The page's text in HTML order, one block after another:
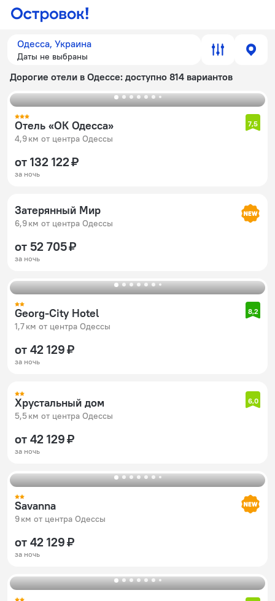
Одесса, Украина
Даты не выбраны
Дорогие отели в Одессе: доступно 814 вариантов
Отель «ОК Одесса»
4,9 км от центра Одессы
7,5
от 132 122 ₽
за ночь
Затерянный Мир
6,9 км от центра Одессы
от 52 705 ₽
за ночь
Georg-City Hotel
1,7 км от центра Одессы
8,2
от 42 129 ₽
за ночь
Хрустальный дом
5,5 км от центра Одессы
6,0
от 42 129 ₽
за ночь
Savanna
9 км от центра Одессы
от 42 129 ₽
за ночь